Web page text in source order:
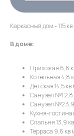
Каркасный дом - 115
В доме:
Прихожая 6,6
Котельная 4,8
Детская 14,5 кв
Санузел №1 2,8
Санузел №2
Кухня-
Спальня 13,9
Терраса 9,6 кв
Новые